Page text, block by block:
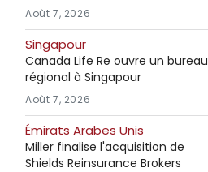
Août 7, 2026
Singapour
Canada Life Re ouvre un bureau
régional à Singapour
Août 7, 2026
Émirats Arabes Unis
Miller finalise l'acquisition de
Shields Reinsurance Brokers